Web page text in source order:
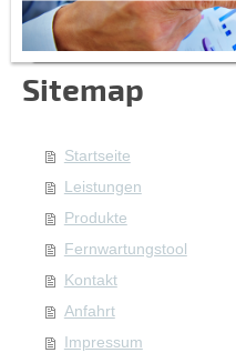
Sitemap
Startseite
Leistungen
Produkte
Fernwartungstool
Kontakt
Anfahrt
Impressum